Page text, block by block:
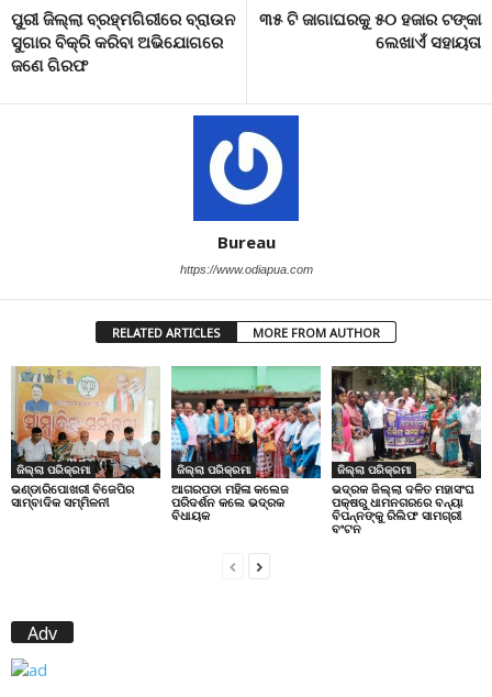
ପୁରୀ ଜିଲ୍ଲା ବ୍ରହ୍ମଗିରୀରେ ବ୍ରାଉନ
ସୁଗାର ବିକ୍ରି କରିବା ଅଭିଯୋଗରେ
ଜଣେ ଗିରଫ
୩୫ ଟି ଜାଗାଘରକୁ ୫୦ ହଜାର ଟଙ୍କା
ଲେଖାଏଁ ସହାୟତା
Bureau
https://www.odiapua.com
RELATED ARTICLES MORE FROM AUTHOR
ଜିଲ୍ଲା ପରିକ୍ରମା
ଭଣ୍ଡାରିପୋଖରୀ ବିଜେପିର
ସାମ୍ବାଦିକ ସମ୍ମିଳନୀ
ଜିଲ୍ଲା ପରିକ୍ରମା
ଆଗରପଡା ମହିଳା କଲେଜ
ପରିଦର୍ଶନ କଲେ ଭଦ୍ରକ
ବିଧାୟକ
ଜିଲ୍ଲା ପରିକ୍ରମା
ଭଦ୍ରକ ଜିଲ୍ଲା ଦଳିତ ମହାସଂଘ
ପକ୍ଷରୁ ଧାମନଗରରେ ବନ୍ୟା
ବିପନ୍ନଙ୍କୁ ରିଲିଫ ସାମଗ୍ରୀ
ବଂଟନ
Adv